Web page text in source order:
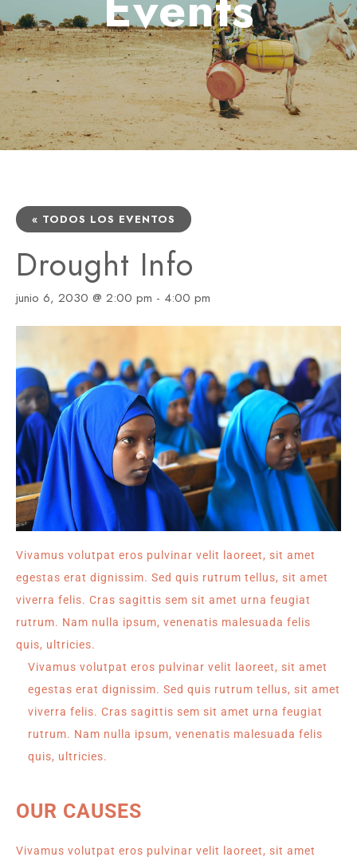
« TODOS LOS EVENTOS
Drought Info
junio 6, 2030 @ 2:00 pm - 4:00 pm
Vivamus volutpat eros pulvinar velit laoreet, sit amet
egestas erat dignissim. Sed quis rutrum tellus, sit amet
viverra felis. Cras sagittis sem sit amet urna feugiat
rutrum. Nam nulla ipsum, venenatis malesuada felis
quis, ultricies.
Vivamus volutpat eros pulvinar velit laoreet, sit amet
egestas erat dignissim. Sed quis rutrum tellus, sit amet
viverra felis. Cras sagittis sem sit amet urna feugiat
rutrum. Nam nulla ipsum, venenatis malesuada felis
quis, ultricies.
OUR CAUSES
Vivamus volutpat eros pulvinar velit laoreet, sit amet